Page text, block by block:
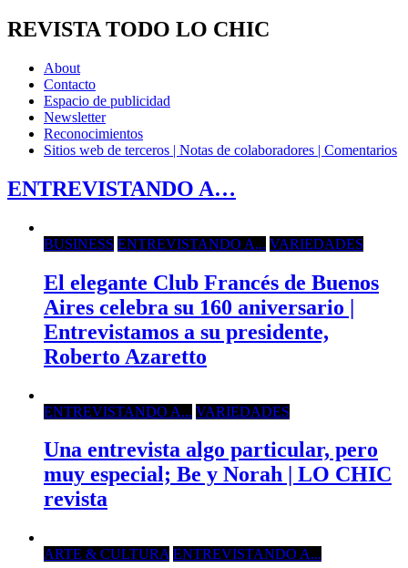
REVISTA TODO LO CHIC
About
Contacto
Espacio de publicidad
Newsletter
Reconocimientos
Sitios web de terceros | Notas de colaboradores | Comentarios
ENTREVISTANDO A…
BUSINESS ENTREVISTANDO A... VARIEDADES
El elegante Club Francés de Buenos
Aires celebra su 160 aniversario |
Entrevistamos a su presidente,
Roberto Azaretto
ENTREVISTANDO A... VARIEDADES
Una entrevista algo particular, pero
muy especial; Be y Norah | LO CHIC
revista
ARTE & CULTURA ENTREVISTANDO A...